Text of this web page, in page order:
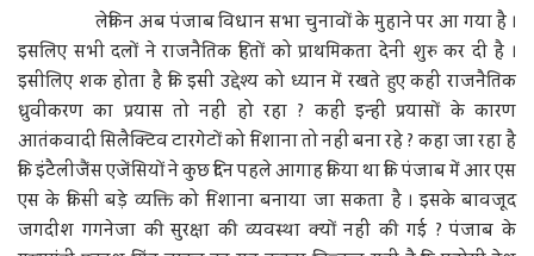
लेकिन अब पंजाब विधान सभा चुनावों के मुहाने पर आ गया है ।
इसलिए सभी दलों ने राजनैतिक हितों को प्राथमिकता देनी शुरु कर दी है ।
इसीलिए शक होता है कि इसी उद्देश्य को ध्यान में रखते हुए कहीं राजनैतिक
ध्रुवीकरण का प्रयास तो नहीं हो रहा ? कहीं इन्हीं प्रयासों के कारण
आतंकवादी सिलैक्टिव टारगेटों को निशाना तो नहीं बना रहे ? कहा जा रहा है
कि इंटैलीजैंस एजेंसियों ने कुछ दिन पहले आगाह किया था कि पंजाब में आर एस
एस के किसी बड़े व्यक्ति को निशाना बनाया जा सकता है । इसके बावजूद
जगदीश गगनेजा की सुरक्षा की व्यवस्था क्यों नहीं की गई ? पंजाब के